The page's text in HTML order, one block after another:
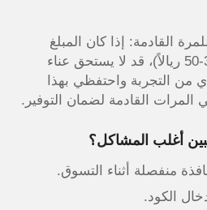
القادمة: إذا كان المبلغ
المفقود بسيطاً (مثلاً 30-50 ريالاً)، قد لا يستحق عناء
من التجربة واحتفظي بهذا
المرات القادمة لضمان التوفير.
أغلب المشاكل؟
منفصلة أثناء التسوق.
الكود.